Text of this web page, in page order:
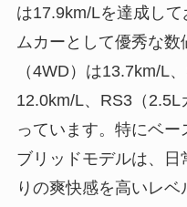
は17.9km/Lを達成し
ムカーとして優秀な
（4WD）は13.7km/L
12.0km/L、RS3（
っています。特にベ
ブリッドモデルは、
りの爽快感を高いレ